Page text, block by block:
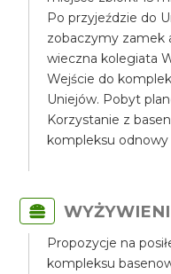
Po przyjeździe do
zobaczymy zamek
wieczna kolegiata
Wejście do
Uniejów. Pobyt
Korzystanie z
kompleksu odnowy
Propozycje na
kompleksu